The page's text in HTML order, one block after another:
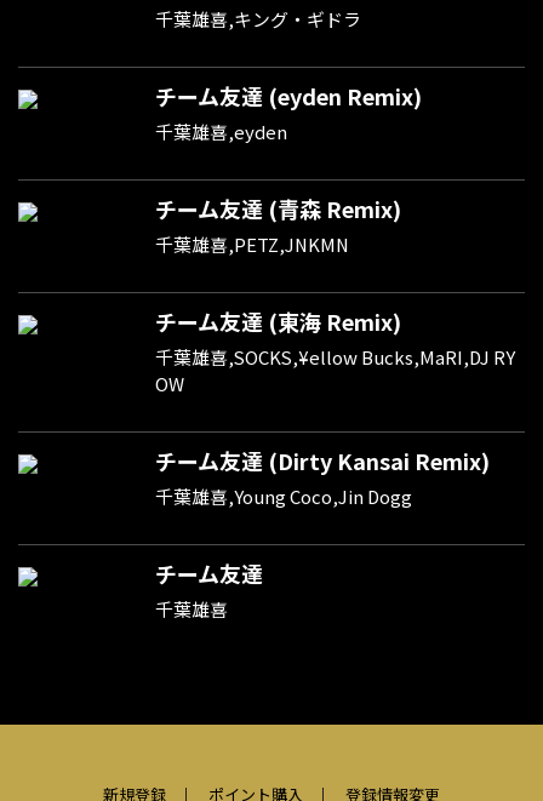
千葉雄喜,キング・ギドラ
チーム友達 (eyden Remix)
千葉雄喜,eyden
チーム友達 (青森 Remix)
千葉雄喜,PETZ,JNKMN
チーム友達 (東海 Remix)
千葉雄喜,SOCKS,¥ellow Bucks,MaRI,DJ RY
OW
チーム友達 (Dirty Kansai Remix)
千葉雄喜,Young Coco,Jin Dogg
チーム友達
千葉雄喜
新規登録 ポイント購入
登録情報変更